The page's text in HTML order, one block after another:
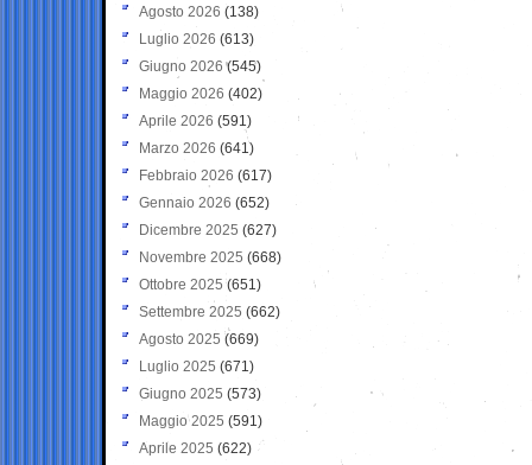
Agosto 2026 (138)
Luglio 2026 (613)
Giugno 2026 (545)
Maggio 2026 (402)
Aprile 2026 (591)
Marzo 2026 (641)
Febbraio 2026 (617)
Gennaio 2026 (652)
Dicembre 2025 (627)
Novembre 2025 (668)
Ottobre 2025 (651)
Settembre 2025 (662)
Agosto 2025 (669)
Luglio 2025 (671)
Giugno 2025 (573)
Maggio 2025 (591)
Aprile 2025 (622)